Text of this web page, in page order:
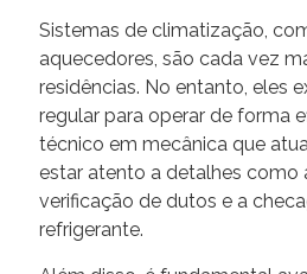
Sistemas de climatização,
aquecedores, são cada vez
residências. No entanto, eles
regular para operar de forma
técnico em mecânica que
estar atento a detalhes como
verificação de dutos e a
refrigerante.